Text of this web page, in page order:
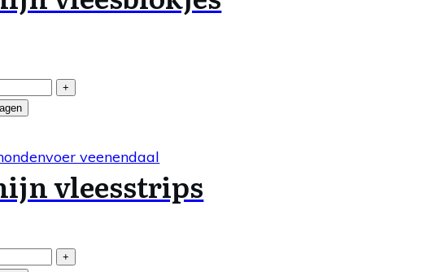
+
vleesstrips
+